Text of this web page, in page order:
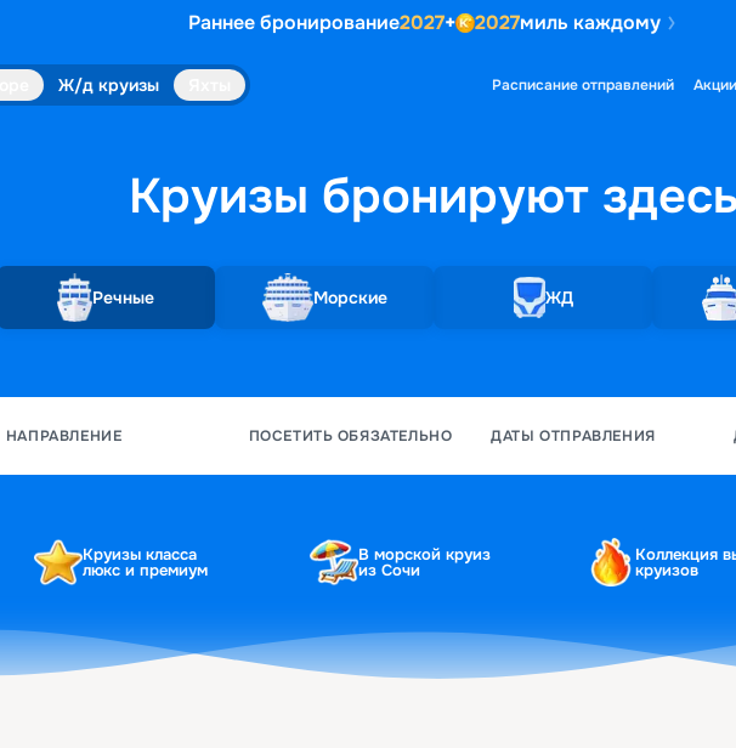
Раннее бронирование2027+ 2027миль каждому
Ж/д круизы Расписание отправлений
Круизы бронируютздесь
Речные Морские ЖД
НАПРАВЛЕНИЕ ПОСЕТИТЬ ОБЯЗАТЕЛЬНО ДАТЫ ОТПРАВЛЕНИЯ
Круизы класса
люкс и премиум
В морской круиз
из Сочи
Коллекция
круизов